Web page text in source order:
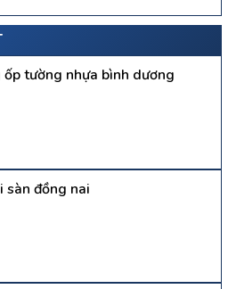
tường nhựa bình dương
sàn đồng nai